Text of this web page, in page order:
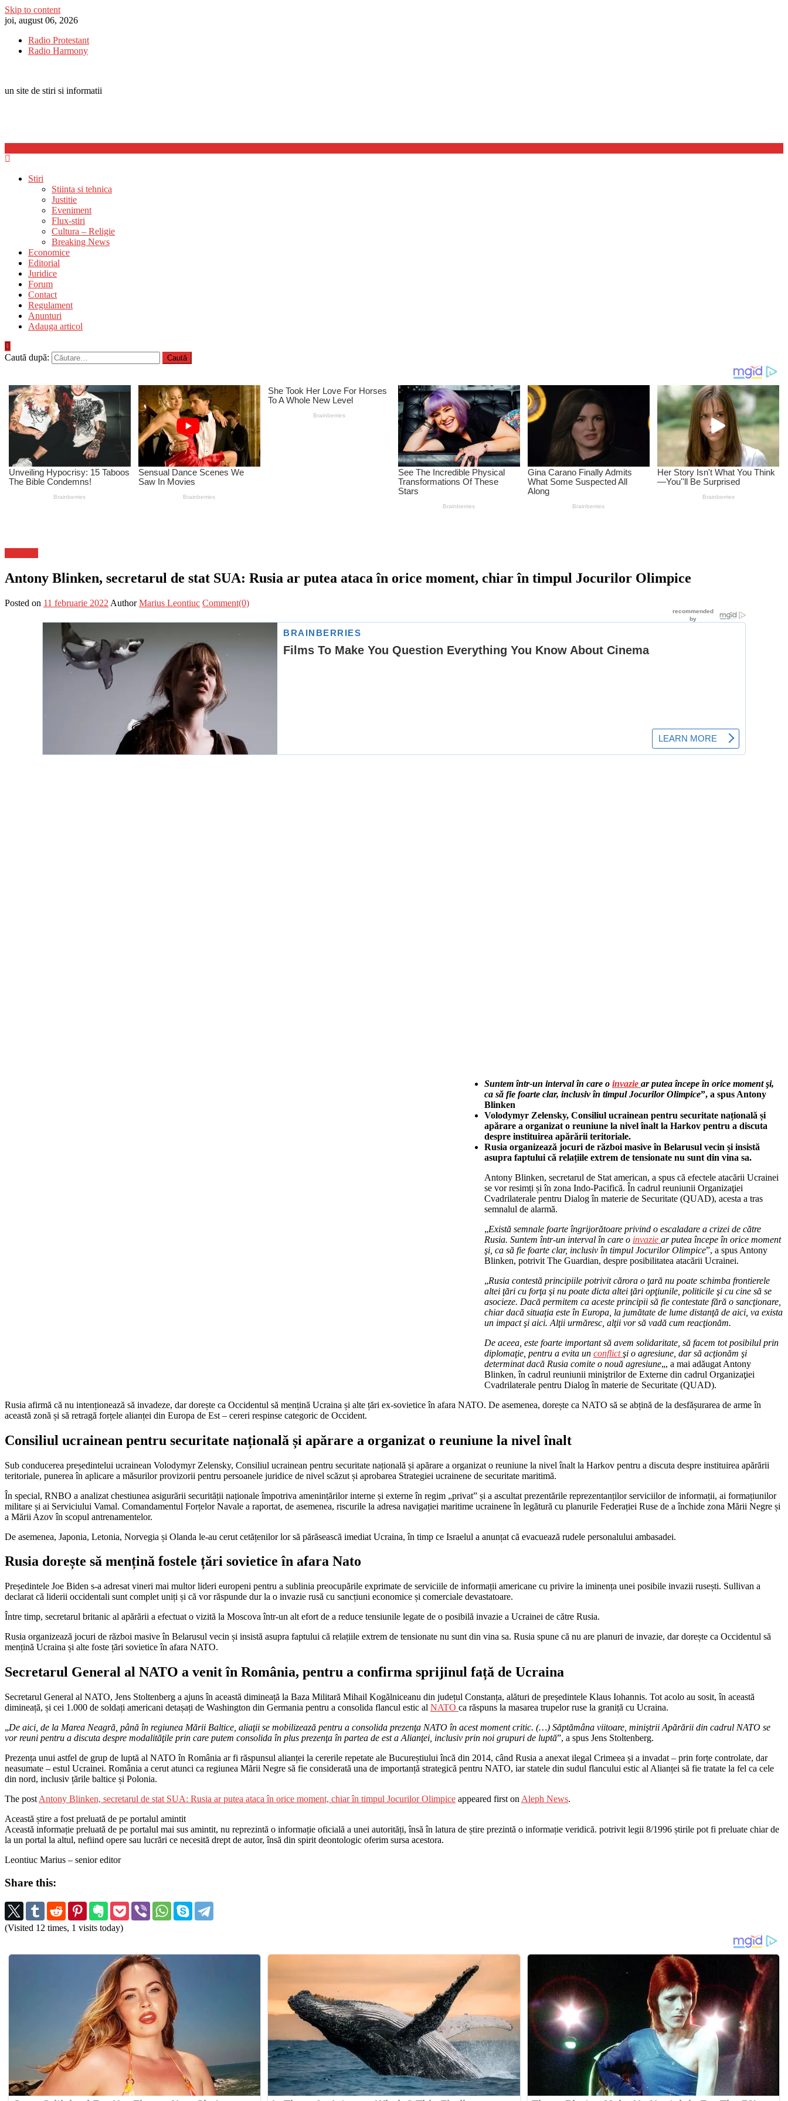
Skip to content
joi, august 06, 2026
Radio Protestant
Radio Harmony
un site de stiri si informatii
Stiri
Stiinta si tehnica
Justitie
Eveniment
Flux-stiri
Cultura – Religie
Breaking News
Economice
Editorial
Juridice
Forum
Contact
Regulament
Anunturi
Adauga articol
Caută după:
Antony Blinken, secretarul de stat SUA: Rusia ar putea ataca în orice moment, chiar în timpul Jocurilor Olimpice
Posted on 11 februarie 2022 Author Marius Leontiuc Comment(0)
Suntem într-un interval în care o invazie ar putea începe în orice moment şi,
ca să fie foarte clar, inclusiv în timpul Jocurilor Olimpice”, a spus Antony
Blinken
Volodymyr Zelensky, Consiliul ucrainean pentru securitate națională și
apărare a organizat o reuniune la nivel înalt la Harkov pentru a discuta
despre instituirea apărării teritoriale.
Rusia organizează jocuri de război masive în Belarusul vecin și insistă
asupra faptului că relațiile extrem de tensionate nu sunt din vina sa.
Antony Blinken, secretarul de Stat american, a spus că efectele atacării Ucrainei
se vor resimți și în zona Indo-Pacifică. În cadrul reuniunii Organizaţiei
Cvadrilaterale pentru Dialog în materie de Securitate (QUAD), acesta a tras
semnalul de alarmă.
„Există semnale foarte îngrijorătoare privind o escaladare a crizei de către
Rusia. Suntem într-un interval în care o invazie ar putea începe în orice moment
şi, ca să fie foarte clar, inclusiv în timpul Jocurilor Olimpice”, a spus Antony
Blinken, potrivit The Guardian, despre posibilitatea atacării Ucrainei.
„Rusia contestă principiile potrivit cărora o ţară nu poate schimba frontierele
altei ţări cu forţa şi nu poate dicta altei ţări opţiunile, politicile şi cu cine să se
asocieze. Dacă permitem ca aceste principii să fie contestate fără o sancţionare,
chiar dacă situaţia este în Europa, la jumătate de lume distanţă de aici, va exista
un impact şi aici. Alţii urmăresc, alţii vor să vadă cum reacţionăm.
De aceea, este foarte important să avem solidaritate, să facem tot posibilul prin
diplomaţie, pentru a evita un conflictşi o agresiune, dar să acţionăm şi
determinat dacă Rusia comite o nouă agresiune„, a mai adăugat Antony
Blinken, în cadrul reuniunii miniştrilor de Externe din cadrul Organizaţiei
Cvadrilaterale pentru Dialog în materie de Securitate (QUAD).
Rusia afirmă că nu intenționează să invadeze, dar dorește ca Occidentul să mențină Ucraina și alte țări ex-sovietice în afara NATO. De asemenea, dorește ca NATO să se abțină de la desfășurarea de arme în
această zonă și să retragă forțele alianței din Europa de Est – cereri respinse categoric de Occident.
Consiliul ucrainean pentru securitate națională și apărare a organizat o reuniune la nivel înalt
Sub conducerea președintelui ucrainean Volodymyr Zelensky, Consiliul ucrainean pentru securitate națională și apărare a organizat o reuniune la nivel înalt la Harkov pentru a discuta despre instituirea apărării
teritoriale, punerea în aplicare a măsurilor provizorii pentru persoanele juridice de nivel scăzut și aprobarea Strategiei ucrainene de securitate maritimă.
În special, RNBO a analizat chestiunea asigurării securității naționale împotriva amenințărilor interne și externe în regim „privat” și a ascultat prezentările reprezentanților serviciilor de informații, ai formațiunilor
militare și ai Serviciului Vamal. Comandamentul Forțelor Navale a raportat, de asemenea, riscurile la adresa navigației maritime ucrainene în legătură cu planurile Federației Ruse de a închide zona Mării Negre și
a Mării Azov în scopul antrenamentelor.
De asemenea, Japonia, Letonia, Norvegia și Olanda le-au cerut cetățenilor lor să părăsească imediat Ucraina, în timp ce Israelul a anunțat că evacuează rudele personalului ambasadei.
Rusia dorește să mențină fostele țări sovietice în afara Nato
Președintele Joe Biden s-a adresat vineri mai multor lideri europeni pentru a sublinia preocupările exprimate de serviciile de informații americane cu privire la iminența unei posibile invazii rusești. Sullivan a
declarat că liderii occidentali sunt complet uniți și că vor răspunde dur la o invazie rusă cu sancțiuni economice și comerciale devastatoare.
Între timp, secretarul britanic al apărării a efectuat o vizită la Moscova într-un alt efort de a reduce tensiunile legate de o posibilă invazie a Ucrainei de către Rusia.
Rusia organizează jocuri de război masive în Belarusul vecin și insistă asupra faptului că relațiile extrem de tensionate nu sunt din vina sa. Rusia spune că nu are planuri de invazie, dar dorește ca Occidentul să
mențină Ucraina și alte foste țări sovietice în afara NATO.
Secretarul General al NATO a venit în România, pentru a confirma sprijinul față de Ucraina
Secretarul General al NATO, Jens Stoltenberg a ajuns în această dimineață la Baza Militară Mihail Kogălniceanu din județul Constanța, alături de președintele Klaus Iohannis. Tot acolo au sosit, în această
dimineață, și cei 1.000 de soldați americani detașați de Washington din Germania pentru a consolida flancul estic al NATO ca răspuns la masarea trupelor ruse la graniță cu Ucraina.
„De aici, de la Marea Neagră, până în regiunea Mării Baltice, aliaţii se mobilizează pentru a consolida prezenţa NATO în acest moment critic. (…) Săptămâna viitoare, miniştrii Apărării din cadrul NATO se
vor reuni pentru a discuta despre modalităţile prin care putem consolida în plus prezenţa în partea de est a Alianţei, inclusiv prin noi grupuri de luptă”, a spus Jens Stoltenberg.
Prezența unui astfel de grup de luptă al NATO în România ar fi răspunsul alianței la cererile repetate ale Bucureștiului încă din 2014, când Rusia a anexat ilegal Crimeea și a invadat – prin forțe controlate, dar
neasumate – estul Ucrainei. România a cerut atunci ca regiunea Mării Negre să fie considerată una de importanță strategică pentru NATO, iar statele din sudul flancului estic al Alianței să fie tratate la fel ca cele
din nord, inclusiv țările baltice și Polonia.
The post Antony Blinken, secretarul de stat SUA: Rusia ar putea ataca în orice moment, chiar în timpul Jocurilor Olimpice appeared first on Aleph News.
Această știre a fost preluată de pe portalul amintit
Această informație preluată de pe portalul mai sus amintit, nu reprezintă o informație oficială a unei autorități, însă în latura de știre prezintă o informație veridică. potrivit legii 8/1996 știrile pot fi preluate chiar de
la un portal la altul, nefiind opere sau lucrări ce necesită drept de autor, însă din spirit deontologic oferim sursa acestora.
Leontiuc Marius – senior editor
Share this:
(Visited 12 times, 1 visits today)